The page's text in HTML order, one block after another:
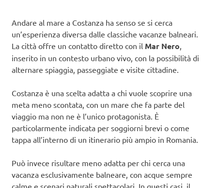
Andare al mare a Costanza ha senso se si cerca
un’esperienza diversa dalle classiche vacanze balneari.
La città offre un contatto diretto con il Mar Nero
inserito in un contesto urbano vivo, con la possibilità di
alternare spiaggia, passeggiate e visite cittadine.
Costanza è una scelta adatta a chi vuole scoprire una
meta meno scontata, con un mare che fa parte del
viaggio ma non ne è l’unico protagonista. È
particolarmente indicata per soggiorni brevi o come
tappa all’interno di un itinerario più ampio in Romania.
Può invece risultare meno adatta per chi cerca una
vacanza esclusivamente balneare, con acque sempre
calme e scenari naturali spettacolari. In questi casi, il